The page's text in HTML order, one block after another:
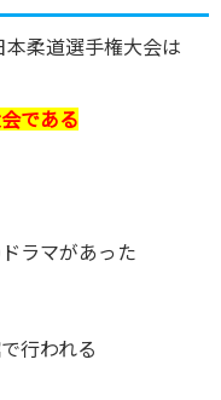
柔道選手権大会は
である
ラマがあった
行われる